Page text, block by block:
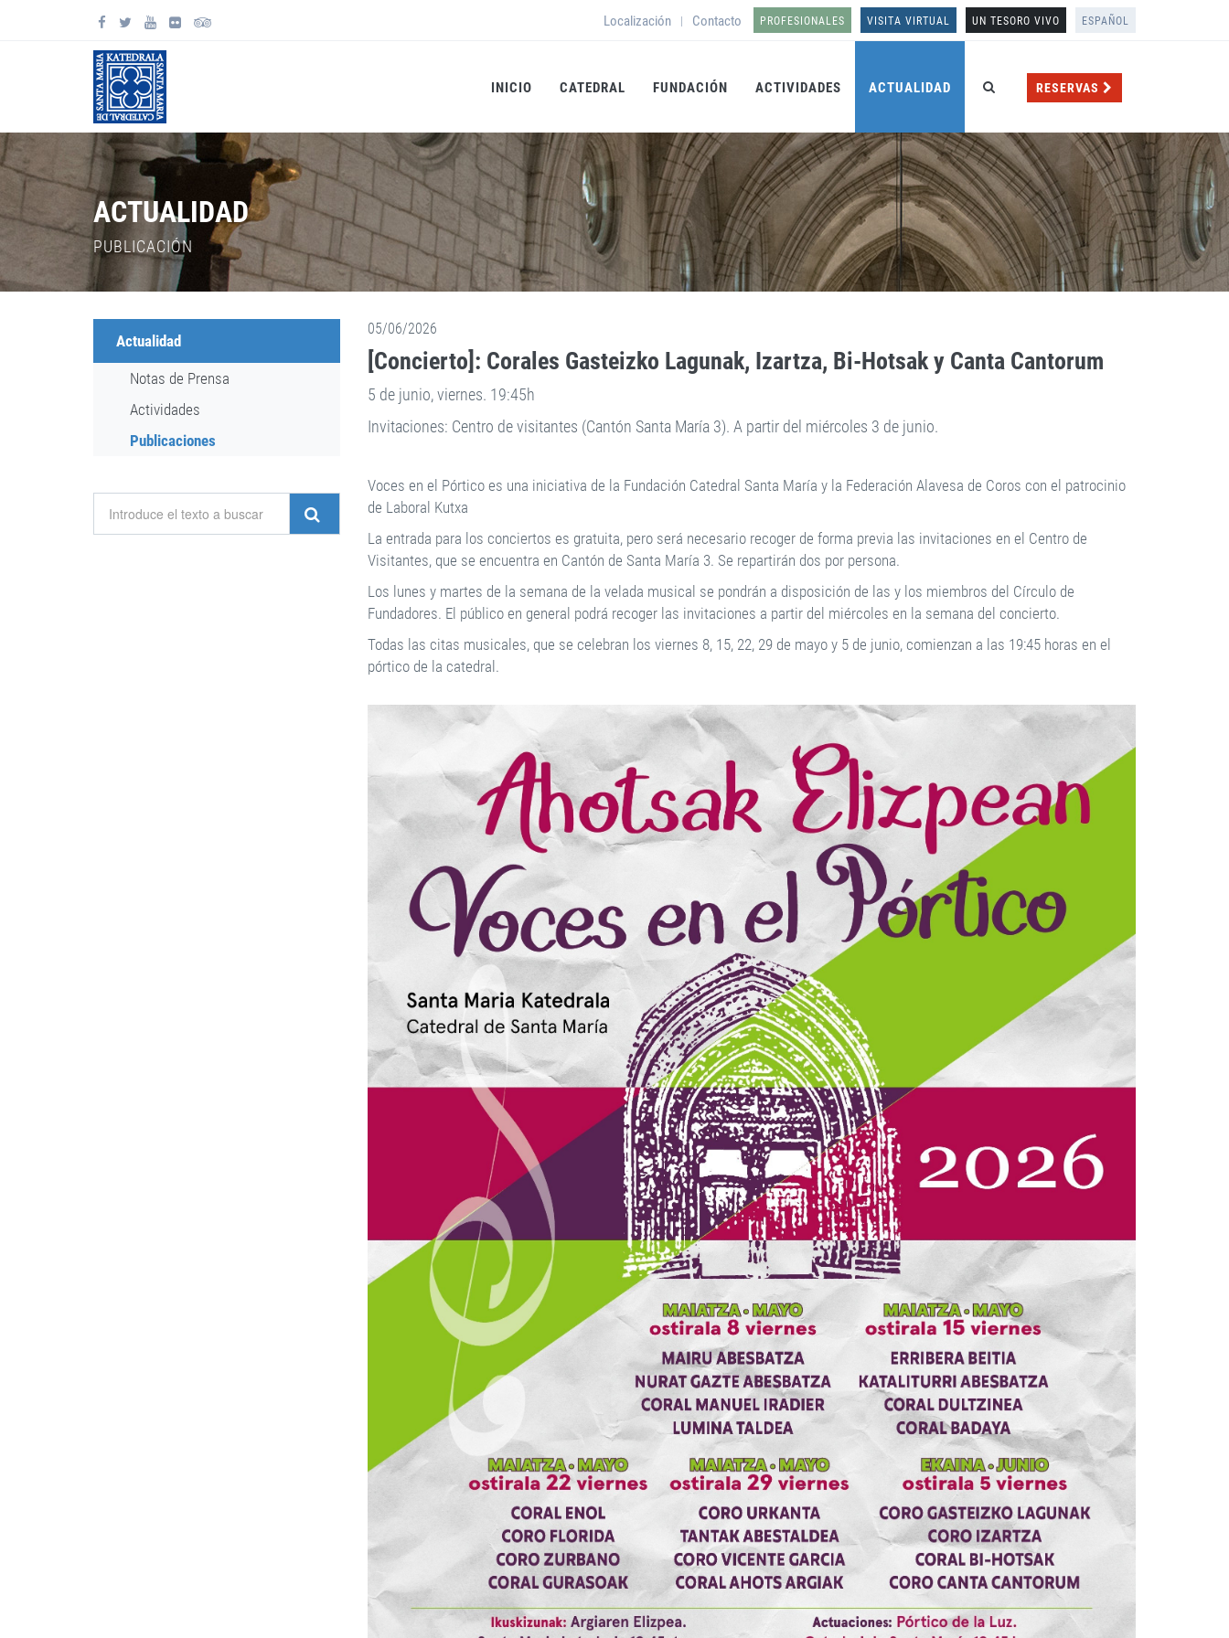
Localización | Contacto PROFESIONALES VISITA VIRTUAL UN TESORO VIVO ESPAÑOL
INICIO CATEDRAL FUNDACIÓN ACTIVIDADES ACTUALIDAD RESERVAS
ACTUALIDAD
PUBLICACIÓN
Actualidad
Notas de Prensa
Actividades
Publicaciones
05/06/2026
[Concierto]: Corales Gasteizko Lagunak, Izartza, Bi-Hotsak y Canta Cantorum
5 de junio, viernes. 19:45h
Invitaciones: Centro de visitantes (Cantón Santa María 3). A partir del miércoles 3 de junio.
Voces en el Pórtico es una iniciativa de la Fundación Catedral Santa María y la Federación Alavesa de Coros con el patrocinio
de Laboral Kutxa
La entrada para los conciertos es gratuita, pero será necesario recoger de forma previa las invitaciones en el Centro de
Visitantes, que se encuentra en Cantón de Santa María 3. Se repartirán dos por persona.
Los lunes y martes de la semana de la velada musical se pondrán a disposición de las y los miembros del Círculo de
Fundadores. El público en general podrá recoger las invitaciones a partir del miércoles en la semana del concierto.
Todas las citas musicales, que se celebran los viernes 8, 15, 22, 29 de mayo y 5 de junio, comienzan a las 19:45 horas en el
pórtico de la catedral.